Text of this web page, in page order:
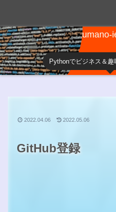
umano-
Pythonでビジネス＆
GitHub登録
2022.04.06 2022.05.06